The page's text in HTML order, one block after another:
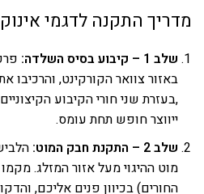
מדריך התקנה לדגמי
שלב 1 – קיבוע בסיס השלדה:
,בעזרת שני חורי הקיבוע
ייווצר חופש תחת עומס.
שלב 2 – התקנת חבק המוט:
מוט ההיגוי מעל אזור המזלג.
החורים) בכיוון פנים אליכם,